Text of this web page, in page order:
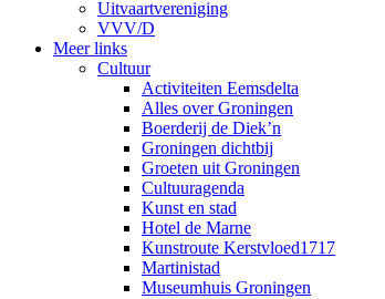
Uitvaartvereniging
VVV/D
Meer links
Cultuur
Activiteiten Eemsdelta
Alles over Groningen
Boerderij de Diek’n
Groningen dichtbij
Groeten uit Groningen
Cultuuragenda
Kunst en stad
Hotel de Marne
Kunstroute Kerstvloed1717
Martinistad
Museumhuis Groningen